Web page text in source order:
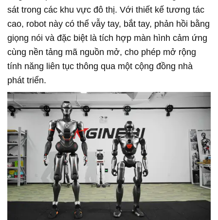
sát trong các khu vực đô thị. Với thiết kế tương tác
cao, robot này có thể vẫy tay, bắt tay, phản hồi bằng
giọng nói và đặc biệt là tích hợp màn hình cảm ứng
cùng nền tảng mã nguồn mở, cho phép mở rộng
tính năng liên tục thông qua một cộng đồng nhà
phát triển.